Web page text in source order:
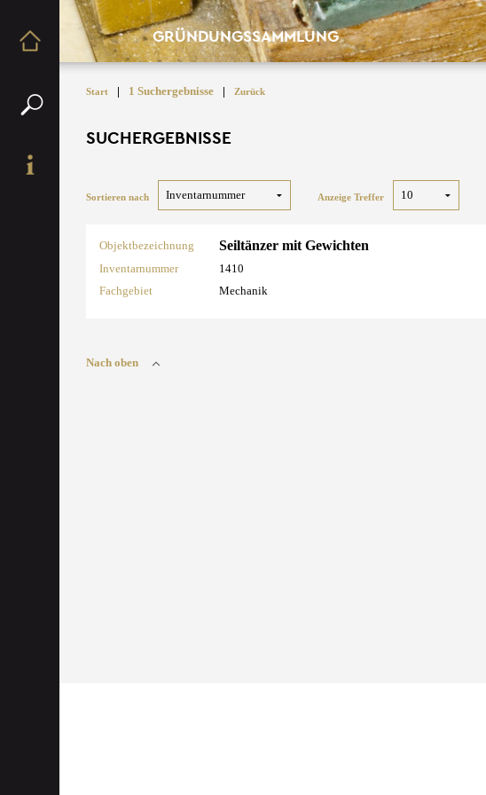
GRÜNDUNGSSAMMLUNG
Start | 1 Suchergebnisse | Zurück
SUCHERGEBNISSE
Sortieren nach Anzeige Treffer
Objektbezeichnung Seiltänzer mit Gewichten
Inventarnummer
1410
Fachgebiet
Mechanik
Nach oben